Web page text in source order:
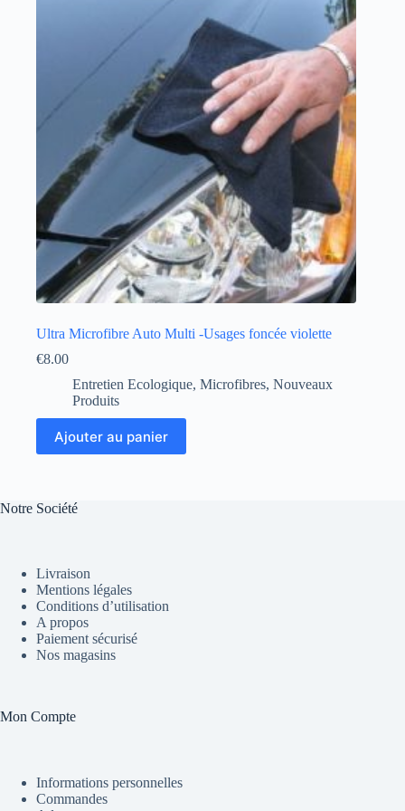
Ultra Microfibre Auto Multi -Usages foncée violette
€8.00
Entretien Ecologique, Microfibres, Nouveaux
Produits
Ajouter au panier
Notre Société
Livraison
Mentions légales
Conditions d’utilisation
A propos
Paiement sécurisé
Nos magasins
Mon Compte
Informations personnelles
Commandes